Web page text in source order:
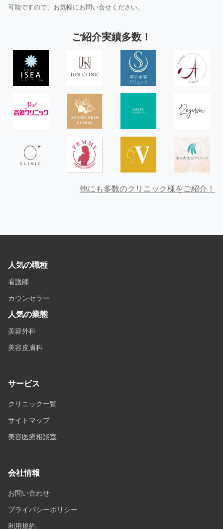
可能ですので、お気軽にお問い合せください。
ご紹介実績多数！
他にも多数のクリニック様をご紹介！
人気の職種
看護師
カウンセラー
人気の業態
美容外科
美容皮膚科
サービス
クリニック一覧
サイトマップ
美容医療相談室
会社情報
お問い合わせ
プライバシーポリシー
利用規約